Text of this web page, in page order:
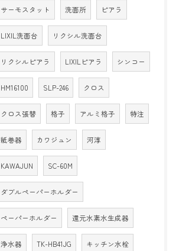
サーモスタット 洗面所 ピアラ
LIXIL洗面台 リクシル洗面台
リクシルピアラ LIXILピアラ シンコー
HM16100 SLP-246 クロス
クロス張替 格子 アルミ格子 特注
紙巻器 カワジュン 河淳
KAWAJUN SC-60M
ダブルペーパーホルダー
ペーパーホルダー 還元水素水生成器
浄水器 TK-HB41JG キッチン水栓